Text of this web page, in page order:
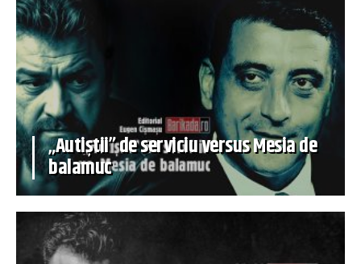
„Autiștii” de serviciu versus Mesia de
balamuc